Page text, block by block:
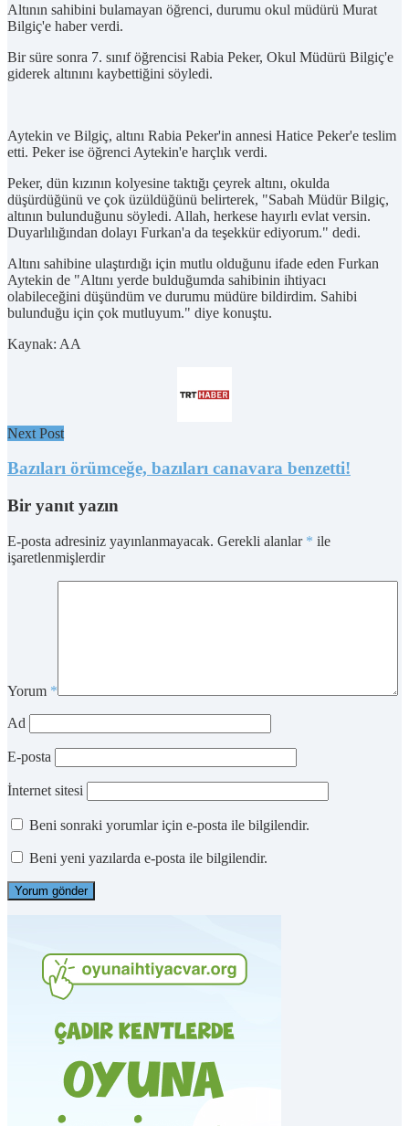
Altının sahibini bulamayan öğrenci, durumu okul müdürü Murat
Bilgiç'e haber verdi.
Bir süre sonra 7. sınıf öğrencisi Rabia Peker, Okul Müdürü Bilgiç'e
giderek altınını kaybettiğini söyledi.
Aytekin ve Bilgiç, altını Rabia Peker'in annesi Hatice Peker'e teslim
etti. Peker ise öğrenci Aytekin'e harçlık verdi.
Peker, dün kızının kolyesine taktığı çeyrek altını, okulda
düşürdüğünü ve çok üzüldüğünü belirterek, "Sabah Müdür Bilgiç,
altının bulunduğunu söyledi. Allah, herkese hayırlı evlat versin.
Duyarlılığından dolayı Furkan'a da teşekkür ediyorum." dedi.
Altını sahibine ulaştırdığı için mutlu olduğunu ifade eden Furkan
Aytekin de "Altını yerde bulduğumda sahibinin ihtiyacı
olabileceğini düşündüm ve durumu müdüre bildirdim. Sahibi
bulunduğu için çok mutluyum." diye konuştu.
Kaynak: AA
Next Post
Bazıları örümceğe, bazıları canavara benzetti!
Bir yanıt yazın
E-posta adresiniz yayınlanmayacak. Gerekli alanlar * ile
işaretlenmişlerdir
Yorum *
Ad
E-posta
İnternet sitesi
Beni sonraki yorumlar için e-posta ile bilgilendir.
Beni yeni yazılarda e-posta ile bilgilendir.